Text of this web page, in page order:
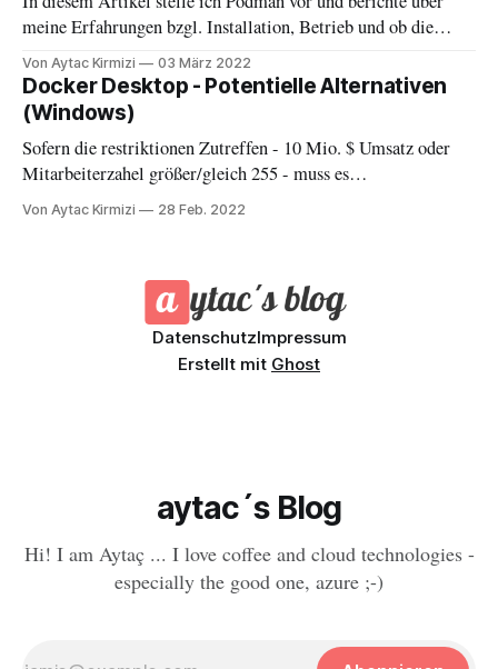
meine Erfahrungen bzgl. Installation, Betrieb und ob die
Lösung Minikube + Podman für mich Docker Desktop für
Windows verbannen konnte.
Von Aytac Kirmizi 03 März 2022
Docker Desktop - Potentielle Alternativen
(Windows)
Sofern die restriktionen Zutreffen - 10 Mio. $ Umsatz oder
Mitarbeiterzahel größer/gleich 255 - muss es
lizenziert/abonniert werden. In "Docker Desktop - Potentielle
Alternativen" gehe ich auf genau diese Thematik ein. In
Ansprüche vorstellen.
Von Aytac Kirmizi 28 Feb. 2022
DatenschutzImpressum
Erstellt mit Ghost
aytac´s Blog
Hi! I am Aytaç ... I love coffee and cloud technologies -
especially the good one, azure ;-)